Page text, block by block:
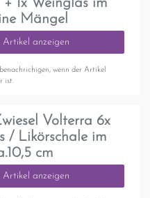
+ 1x Weinglas im
Mängel
Artikel anzeigen
wenn der Artikel
ist.
Volterra 6x
/ Likörschale im
cm
Artikel anzeigen